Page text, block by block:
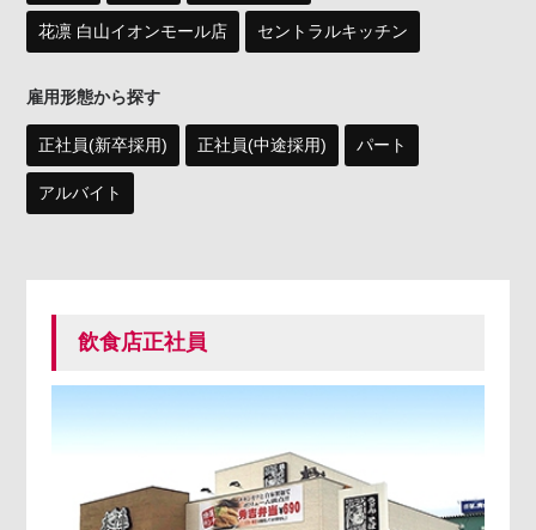
花凛 白山イオンモール店 セントラルキッチン
雇用形態から探す
正社員(新卒採用) 正社員(中途採用) パート
アルバイト
飲食店正社員